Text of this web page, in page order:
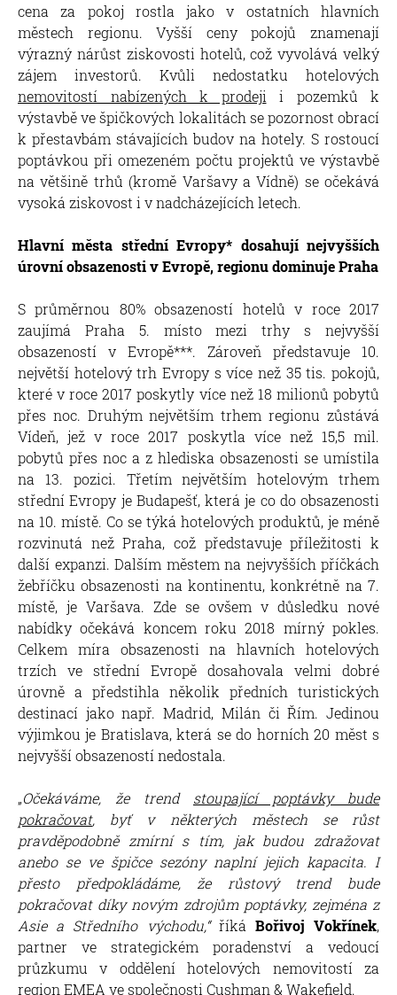
cena za pokoj rostla jako v ostatních hlavních
městech regionu. Vyšší ceny pokojů znamenají
výrazný nárůst ziskovosti hotelů, což vyvolává velký
zájem investorů. Kvůli nedostatku hotelových
nemovitostí nabízených k prodeji i pozemků k
výstavbě ve špičkových lokalitách se pozornost obrací
k přestavbám stávajících budov na hotely. S rostoucí
poptávkou při omezeném počtu projektů ve výstavbě
na většině trhů (kromě Varšavy a Vídně) se očekává
vysoká ziskovost i v nadcházejících letech.
Hlavní města střední Evropy* dosahují nejvyšších
úrovní obsazenosti v Evropě, regionu dominuje Praha
S průměrnou 80% obsazeností hotelů v roce 2017
zaujímá Praha 5. místo mezi trhy s nejvyšší
obsazeností v Evropě***. Zároveň představuje 10.
největší hotelový trh Evropy s více než 35 tis. pokojů,
které v roce 2017 poskytly více než 18 milionů pobytů
přes noc. Druhým největším trhem regionu zůstává
Vídeň, jež v roce 2017 poskytla více než 15,5 mil.
pobytů přes noc a z hlediska obsazenosti se umístila
na 13. pozici. Třetím největším hotelovým trhem
střední Evropy je Budapešť, která je co do obsazenosti
na 10. místě. Co se týká hotelových produktů, je méně
rozvinutá než Praha, což představuje příležitosti k
další expanzi. Dalším městem na nejvyšších příčkách
žebříčku obsazenosti na kontinentu, konkrétně na 7.
místě, je Varšava. Zde se ovšem v důsledku nové
nabídky očekává koncem roku 2018 mírný pokles.
Celkem míra obsazenosti na hlavních hotelových
trzích ve střední Evropě dosahovala velmi dobré
úrovně a předstihla několik předních turistických
destinací jako např. Madrid, Milán či Řím. Jedinou
výjimkou je Bratislava, která se do horních 20 měst s
nejvyšší obsazeností nedostala.
„Očekáváme, že trend stoupající poptávky bude
pokračovat, byť v některých městech se růst
pravděpodobně zmírní s tím, jak budou zdražovat
anebo se ve špičce sezóny naplní jejich kapacita. I
přesto předpokládáme, že růstový trend bude
pokračovat díky novým zdrojům poptávky, zejména z
Asie a Středního východu,“ říká Bořivoj Vokřínek,
partner ve strategickém poradenství a vedoucí
průzkumu v oddělení hotelových nemovitostí za
region EMEA ve společnosti Cushman & Wakefield.